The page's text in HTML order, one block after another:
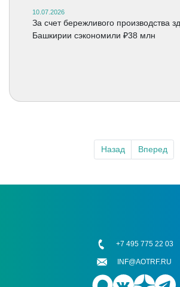
10.07.2026
За счет бережливого производства
Башкирии сэкономили ₽38 млн
Назад Вперед
+7 495 775 22 03
INF@AOTRF.RU